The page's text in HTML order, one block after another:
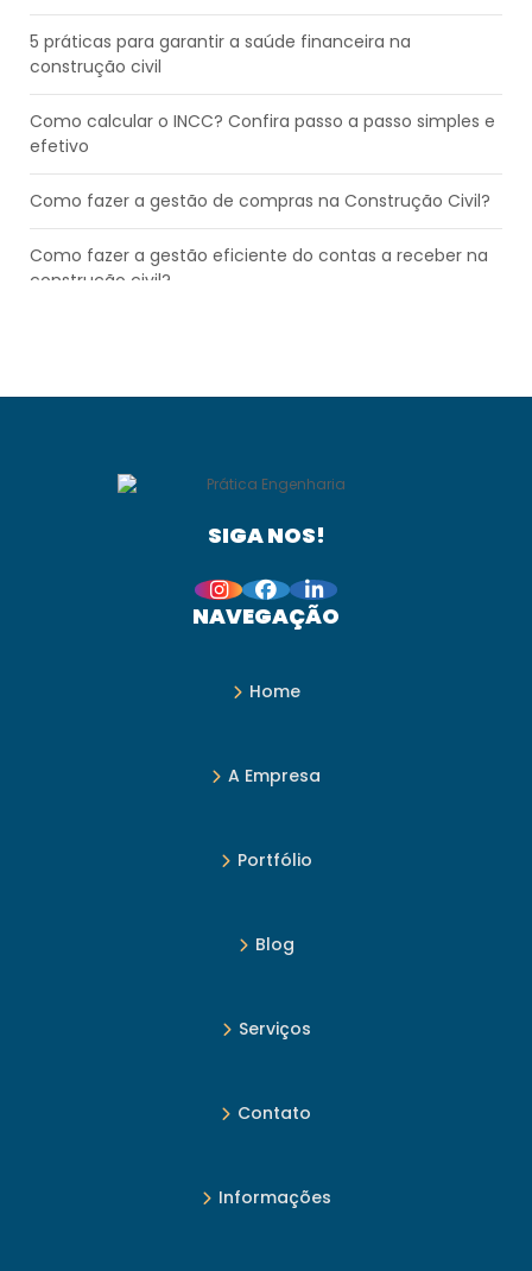
5 práticas para garantir a saúde financeira na
construção civil
Como calcular o INCC? Confira passo a passo simples e
efetivo
Como fazer a gestão de compras na Construção Civil?
Como fazer a gestão eficiente do contas a receber na
construção civil?
Como organizar fluxo de caixa na construção civil?
Composição de custos de serviços: entenda como
Juros de obra: o que são, seus impactos financeiros e
SIGA NOS!
NAVEGAÇÃO
Home
A Empresa
Portfólio
Blog
Serviços
Contato
Informações